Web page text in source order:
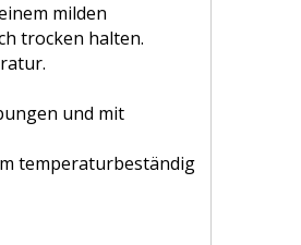
milden
trocken halten.
und mit
temperaturbeständig